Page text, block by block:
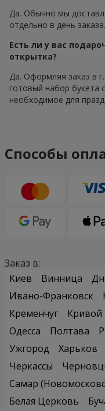
Да. Обычно мы
отдельно в день заказа.
Есть ли у вас
открытка?
Да. Оформляя заказ в
готовый набор букета
необходимое для
Способы
Заказ в:
Киев
Винница
Ивано-Франковск
Кременчуг
Кривой
Одесса
Полтава
Ужгород
Харьков
Черкассы
Самар
Белая Церковь